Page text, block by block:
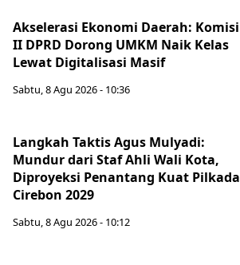
Akselerasi Ekonomi Daerah: Komisi
II DPRD Dorong UMKM Naik Kelas
Lewat Digitalisasi Masif
Sabtu, 8 Agu 2026 - 10:36
Langkah Taktis Agus Mulyadi:
Mundur dari Staf Ahli Wali Kota,
Diproyeksi Penantang Kuat Pilkada
Cirebon 2029
Sabtu, 8 Agu 2026 - 10:12